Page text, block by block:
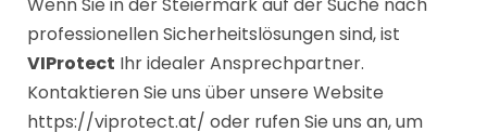
professionellen Sicherheitslösungen sind, ist
VIProtect Ihr idealer Ansprechpartner.
Kontaktieren Sie uns über unsere Website
https://viprotect.at/ oder rufen Sie uns an, um